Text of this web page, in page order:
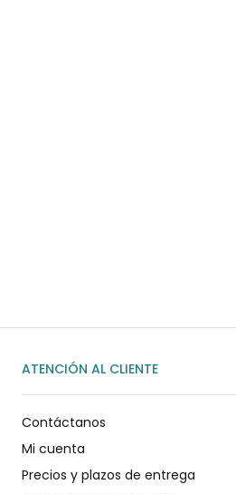
ATENCIÓN AL CLIENTE
Contáctanos
Mi cuenta
Precios y plazos de entrega